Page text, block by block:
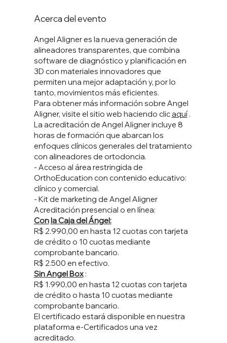
Acerca del evento
Angel Aligner es la nueva generación de
alineadores transparentes, que combina
software de diagnóstico y planificación en
3D con materiales innovadores que
permiten una mejor adaptación y, por lo
tanto, movimientos más eficientes.
Para obtener más información sobre Angel
Aligner, visite el sitio web haciendo clicaquí.
La acreditación de Angel Aligner incluye 8
horas de formación que abarcan los
enfoques clínicos generales del tratamiento
con alineadores de ortodoncia.
- Acceso al área restringida de
OrthoEducation con contenido educativo:
clínico y comercial.
- Kit de marketing de Angel Aligner
Acreditación presencial o en línea:
Conla Caja del Ángel:
R$ 2.990,00 en hasta 12 cuotas con tarjeta
de crédito o 10 cuotas mediante
comprobante bancario.
R$ 2.500 en efectivo.
Sin Angel Box:
R$ 1.990,00 en hasta 12 cuotas con tarjeta
de crédito o hasta 10 cuotas mediante
comprobante bancario.
El certificado estará disponible en nuestra
plataforma e-Certificados una vez
acreditado.